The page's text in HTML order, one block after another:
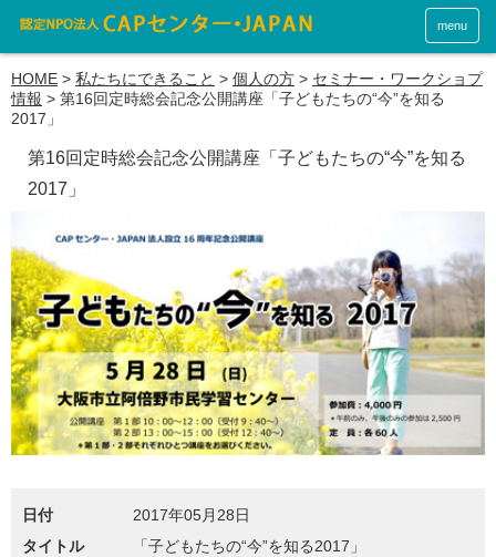
menu
HOME > 私たちにできること > 個人の方 > セミナー・ワークショプ
情報 > 第16回定時総会記念公開講座「子どもたちの“今”を知る
2017」
第16回定時総会記念公開講座「子どもたちの“今”を知る
2017」
日付
2017年05月28日
タイトル
「子どもたちの“今”を知る2017」